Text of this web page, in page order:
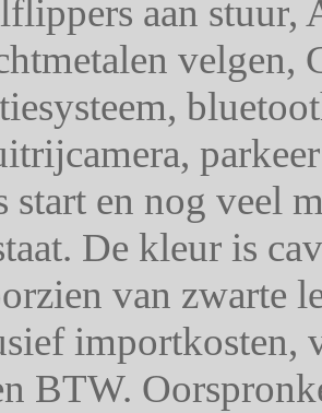
aan
velgen,
start en nog veel
De kleur is
van zwarte
importkosten,
BTW.